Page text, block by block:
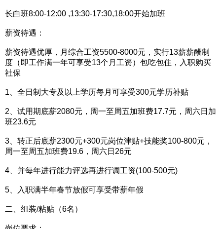
长白班8:00-12:00 ,13:30-17:30,18:00开始加班
薪资待遇：
薪资待遇优厚，月综合工资5500-8000元，实行13薪薪酬制
度（即工作满一年可享受13个月工资）包吃包住，入职购买
社保
1、全日制大专及以上学历每月可享受300元学历补贴
2、试用期底薪2080元，周一至周五加班费17.7元，周六日加
班23.6元
3、转正后底薪2300元+300元岗位津贴+技能奖100-800元，
周一至周五加班费19.6，周六日26元
4、并每年进行能力评选再进行调工资(100-500元)
5、入职满半年春节放假可享受带薪年假
二、组装/粘贴（6名）